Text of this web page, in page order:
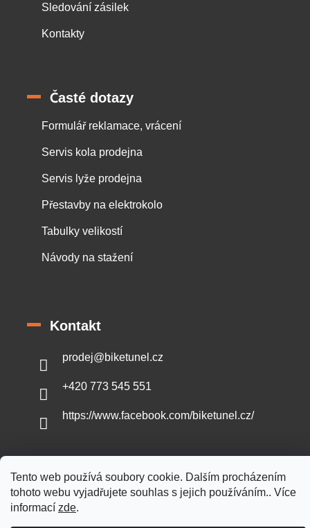
Tento web používá soubory cookie. Dalším procházením
tohoto webu vyjadřujete souhlas s jejich používáním.. Více
informací zde.
Sledování zásilek
Kontakty
Časté dotazy
Formulář reklamace, vrácení
Servis kola prodejna
Servis lyže prodejna
Přestavby na elektrokolo
Tabulky velikostí
Návody na stažení
Kontakt
prodej@biketunel.cz
+420 773 545 551
https://www.facebook.com/biketunel.cz/
Vytvořil Shoptet